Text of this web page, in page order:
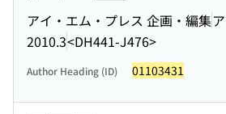
アイ・エム・プレス 企画・編集
2010.3<DH441-J476>
Author Heading (ID) 01103431